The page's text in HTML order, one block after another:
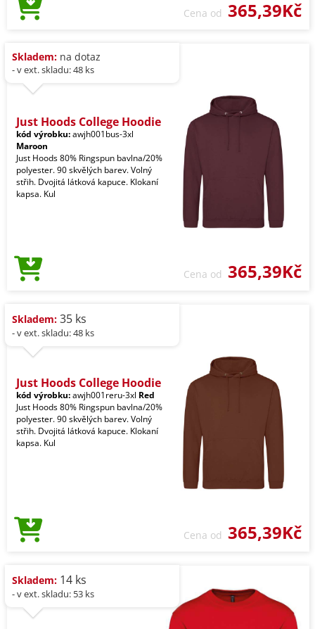
Cena od 365,39Kč
Skladem: na dotaz
- v ext. skladu: 48 ks
Just Hoods College Hoodie
kód výrobku:awjh001bus-3xl
Maroon
Just Hoods 80% Ringspun bavlna/20%
polyester. 90 skvělých barev. Volný
střih. Dvojitá látková kapuce. Klokaní
kapsa. Kul
Cena od 365,39Kč
Skladem: 35 ks
- v ext. skladu: 48 ks
Just Hoods College Hoodie
kód výrobku:awjh001reru-3xl Red
Just Hoods 80% Ringspun bavlna/20%
polyester. 90 skvělých barev. Volný
střih. Dvojitá látková kapuce. Klokaní
kapsa. Kul
Cena od 365,39Kč
Skladem: 14 ks
- v ext. skladu: 53 ks